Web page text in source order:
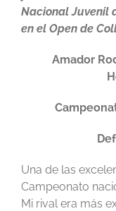
Nacional Juvenil
en el Open de
Amador
Una de las
Campeonato
Mi rival era más